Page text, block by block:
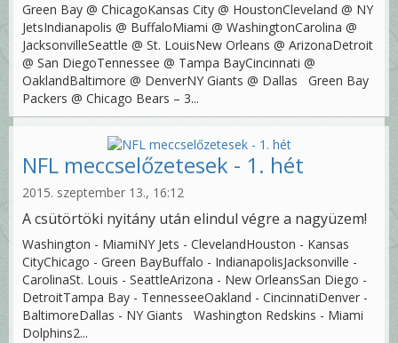
Green Bay @ ChicagoKansas City @ HoustonCleveland @ NY
JetsIndianapolis @ BuffaloMiami @ WashingtonCarolina @
JacksonvilleSeattle @ St. LouisNew Orleans @ ArizonaDetroit
@ San DiegoTennessee @ Tampa BayCincinnati @
OaklandBaltimore @ DenverNY Giants @ Dallas Green Bay
Packers @ Chicago Bears – 3...
NFL meccselőzetesek - 1. hét
2015. szeptember 13., 16:12
A csütörtöki nyitány után elindul végre a nagyüzem!
Washington - MiamiNY Jets - ClevelandHouston - Kansas
CityChicago - Green BayBuffalo - IndianapolisJacksonville -
CarolinaSt. Louis - SeattleArizona - New OrleansSan Diego -
DetroitTampa Bay - TennesseeOakland - CincinnatiDenver -
BaltimoreDallas - NY Giants Washington Redskins - Miami
Dolphins2...